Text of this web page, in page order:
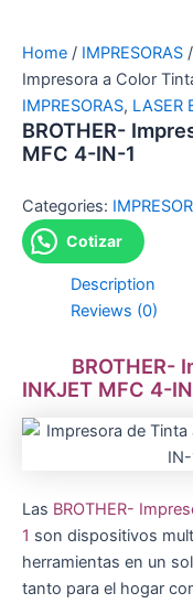
Home / IMPRESORAS /
Impresora a Color
IMPRESORAS, LASER
BROTHER-
MFC 4-IN-1
Categories:
Cotizar
Description
Reviews (0)
BROTHER-
INKJET MFC 4-
Las BROTHER-
1 son dispositivos
herramientas en un
tanto para el hogar